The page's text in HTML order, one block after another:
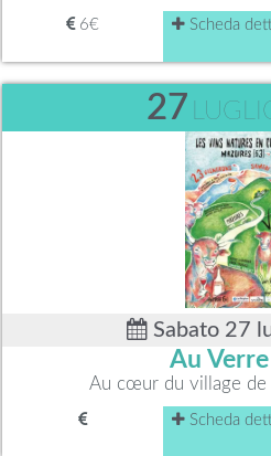
6€ Scheda
27
Sabato 27
Au
Au cœur du village
Scheda